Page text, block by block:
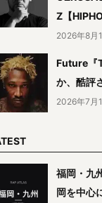
Z【
2026年8月
Future『
か、酷評
2026年7月
福岡・九
岡を中心